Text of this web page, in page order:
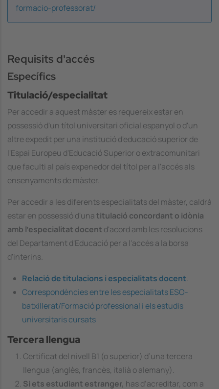
formacio-professorat/
Requisits d'accés
Específics
Titulació/especialitat
Per accedir a aquest màster es requereix estar en
possessió d'un títol universitari oficial espanyol o d'un
altre expedit per una institució d'educació superior de
l'Espai Europeu d'Educació Superior o extracomunitari
que faculti al país expenedor del títol per a l'accés als
ensenyaments de màster.
Per accedir a les diferents especialitats del màster, caldrà
estar en possessió d'unatitulació concordant o idònia
amb l'especialitat docent d'acord amb les resolucions
del Departament d'Educació per a l'accés a la borsa
d'interins.
Relació de titulacions i especialitats docent.
Correspondències entre les especialitats ESO-
batxillerat/Formació professional i els estudis
universitaris cursats
Tercera llengua
Certificat del nivell B1 (o superior) d’una tercera
llengua (anglès, francès, italià o alemany).
Si ets estudiant estranger, has d’acreditar, com a